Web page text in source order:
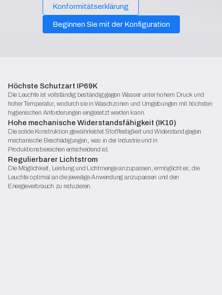
Beginnen Sie mit der Konfiguration
Konformitätserklärung
Höchste Schutzart IP69K
Die Leuchte ist vollständig beständig gegen Wasser unter hohem Druck und
hoher Temperatur, wodurch sie in Waschzonen und Umgebungen mit höchsten
hygienischen Anforderungen eingesetzt werden kann.
Hohe mechanische Widerstandsfähigkeit (IK10)
Die solide Konstruktion gewährleistet Stoßfestigkeit und Widerstand gegen
mechanische Beschädigungen, was in der Industrie und in
Produktionsbereichen entscheidend ist.
Regulierbarer Lichtstrom
Die Möglichkeit, Leistung und Lichtmenge anzupassen, ermöglicht es, die
Leuchte optimal an die jeweilige Anwendung anzupassen und den
Energieverbrauch zu reduzieren.